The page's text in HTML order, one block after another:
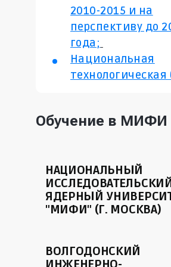
2010-2015 и на
перспективу до
года;
Национальная
технологическая
Обучение в МИФИ
НАЦИОНАЛЬНЫЙ
ЯДЕРНЫЙ
"МИФИ" (Г. МОСКВА)
– около 90 образовательных
ВОЛГОДОНСКИЙ